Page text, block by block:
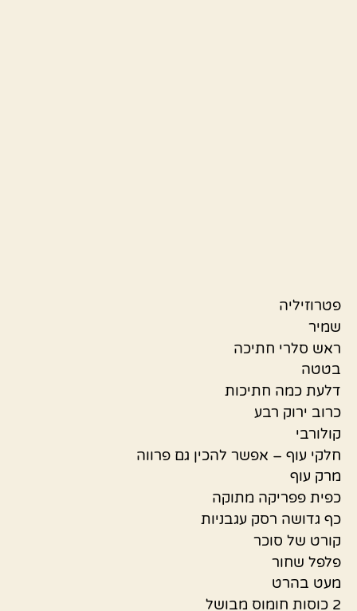
פטרוזיליה
שמיר
ראש סלרי חתיכה
בטטה
דלעת כמה חתיכות
כרוב ירוק רבע
קולורבי
חלקי עוף – אפשר להכין גם פרווה
מרק עוף
כפית פפריקה מתוקה
כף גדושה רסק עגבניות
קורט של סוכר
פלפל שחור
מעט בהרט
2 כוסות חומוס מבושל